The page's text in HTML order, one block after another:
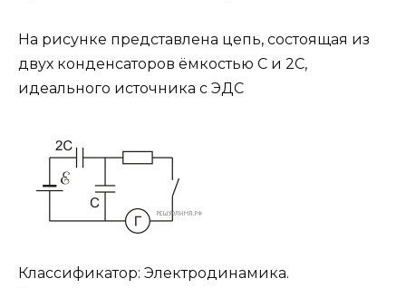
На рисунке представлена цепь, состоящая из
двух конденсаторов ёмкостью C и 2C,
идеального источника с ЭДС
Классификатор: Электродинамика.